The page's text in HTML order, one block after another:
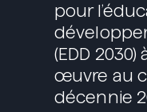
pour
(EDD
œuvre au
décennie